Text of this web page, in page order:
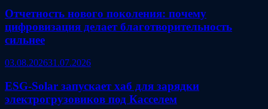
Отчетность нового поколения: почему
цифровизация делает благотворительность
сильнее
03.08.202631.07.2026
ESG‑Solar запускает хаб для зарядки
электрогрузовиков под Касселем